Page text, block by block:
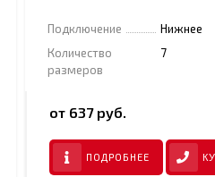
Подключение
Нижнее
Количество
размеров
7
от 637 руб.
ПОДРОБНЕЕ